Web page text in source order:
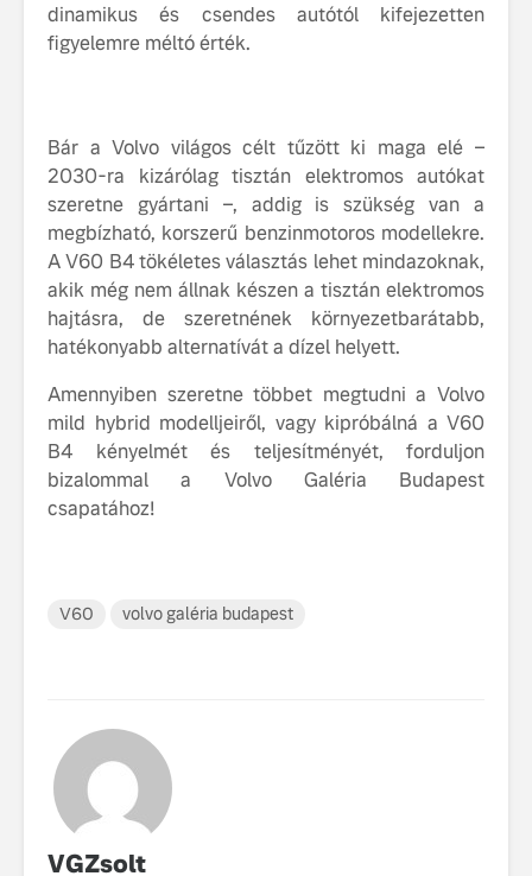
dinamikus és csendes autótól kifejezetten
figyelemre méltó érték.
Bár a Volvo világos célt tűzött ki maga elé –
2030-ra kizárólag tisztán elektromos autókat
szeretne gyártani –, addig is szükség van a
megbízható, korszerű benzinmotoros modellekre.
A V60 B4 tökéletes választás lehet mindazoknak,
akik még nem állnak készen a tisztán elektromos
hajtásra, de szeretnének környezetbarátabb,
hatékonyabb alternatívát a dízel helyett.
Amennyiben szeretne többet megtudni a Volvo
mild hybrid modelljeiről, vagy kipróbálná a V60
B4 kényelmét és teljesítményét, forduljon
bizalommal a Volvo Galéria Budapest
csapatához!
V60 volvo galéria budapest
VGZsolt
A Volvo